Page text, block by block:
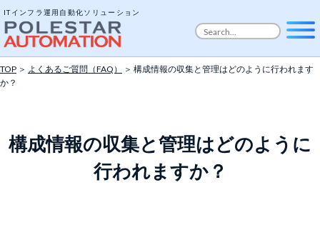
ITインフラ運用自動化ソリューション
TOP ＞ よくあるご質問（FAQ）
＞ 構成情報の収集と管理はどのように行われます
か？
構成情報の収集と管理はどのように
行われますか？